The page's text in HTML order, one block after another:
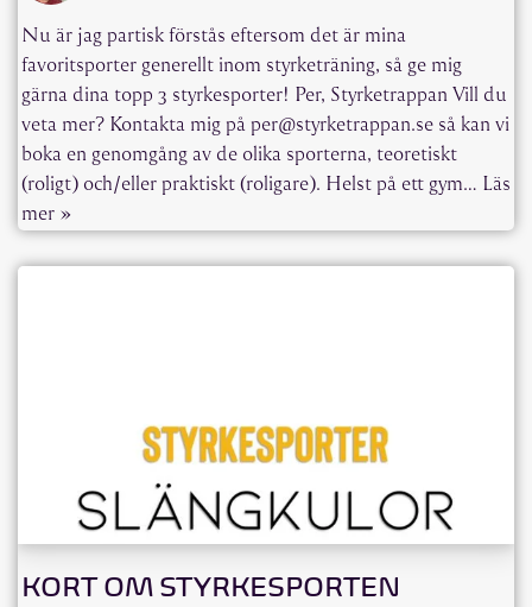
Nu är jag partisk förstås eftersom det är mina
favoritsporter generellt inom styrketräning, så ge mig
gärna dina topp 3 styrkesporter! Per, Styrketrappan Vill du
veta mer? Kontakta mig på per@styrketrappan.se så kan vi
boka en genomgång av de olika sporterna, teoretiskt
(roligt) och/eller praktiskt (roligare). Helst på ett gym… Läs
mer »
KORT OM STYRKESPORTEN